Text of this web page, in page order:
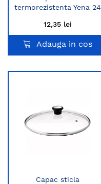
termorezistenta Yena 24
12,35 lei
Adauga in cos
Capac sticla